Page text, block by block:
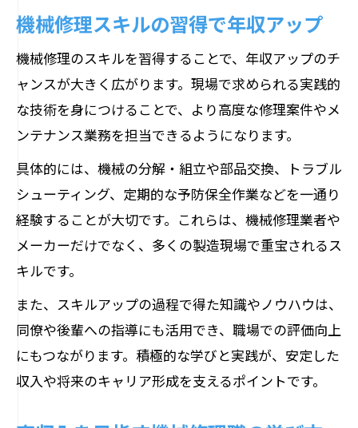
機械修理スキルの習得で年収アップ
機械修理のスキルを習得することで、年収アップのチ
ャンスが大きく広がります。現場で求められる実践的
な技術を身につけることで、より高度な修理案件やメ
ンテナンス業務を担当できるようになります。
具体的には、機械の分解・組立や部品交換、トラブル
シューティング、定期的な予防保全作業などを一通り
経験することが大切です。これらは、機械修理業者や
メーカーだけでなく、多くの製造現場で重宝されるス
キルです。
また、スキルアップの過程で得た知識やノウハウは、
同僚や後輩への指導にも活用でき、職場での評価向上
にもつながります。積極的な学びと実践が、安定した
収入や将来のキャリア形成を支えるポイントです。